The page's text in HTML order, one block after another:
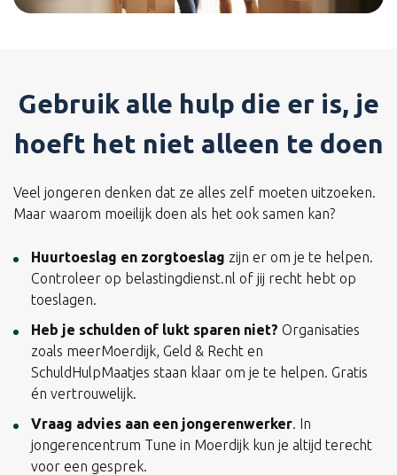
Gebruik alle hulp die er is, je
hoeft het niet alleen te doen
Veel jongeren denken dat ze alles zelf moeten uitzoeken.
Maar waarom moeilijk doen als het ook samen kan?
Huurtoeslag en zorgtoeslag zijn er om je te helpen.
Controleer op belastingdienst.nl of jij recht hebt op
toeslagen.
Heb je schulden of lukt sparen niet? Organisaties
zoals meerMoerdijk, Geld & Recht en
SchuldHulpMaatjes staan klaar om je te helpen. Gratis
én vertrouwelijk.
Vraag advies aan een jongerenwerker. In
jongerencentrum Tune in Moerdijk kun je altijd terecht
voor een gesprek.